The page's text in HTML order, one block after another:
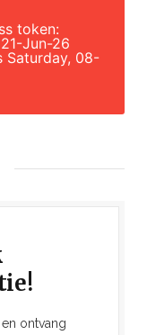
token:
Jun-26
Saturday, 08-
ontvang